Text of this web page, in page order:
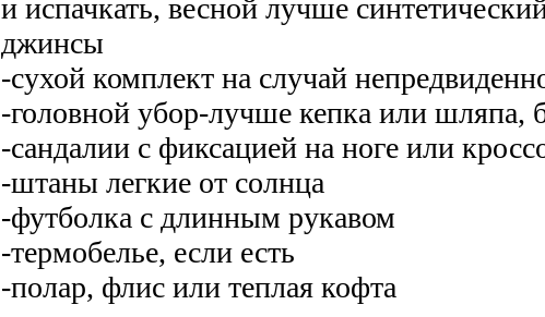
и испачкать, весной лучше
джинсы
-сухой комплект на случай
-головной убор-лучше кепка или шляпа,
-сандалии с фиксацией на ноге или
-штаны легкие от солнца
-футболка с длинным рукавом
-термобелье, если есть
-полар, флис или теплая кофта